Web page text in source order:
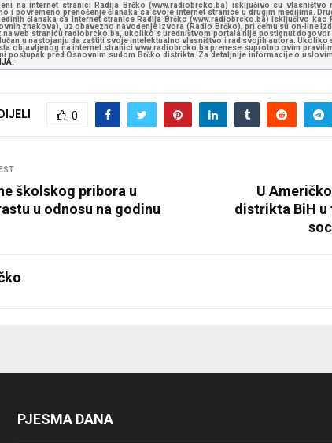
na internet stranici Radija Brčko (www.radiobrcko.ba) isključivo su vlasništvo
i povremeno prenošenje članaka sa svoje internet stranice u drugim medijima.
članaka sa Internet stranice Radija Brčko (www.radiobrcko.ba) isključivo kao
znakova), uz obavezno navođenje izvora (Radio Brčko), pri čemu su on-line
na web stranicu radiobrcko.ba, ukoliko s uredništvom portala nije postignut
u nastojanju da zaštiti svoje intelektualno vlasništvo i rad svojih autora. Ukoliko
objavljenog na internet stranici www.radiobrcko.ba prenese suprotno ovim
postupak pred Osnovnim sudom Brčko distrikta. Za detaljnije informacije o
0
školskog pribora u
u odnosu na godinu
U
distrikta BiH
PJESMA DANA